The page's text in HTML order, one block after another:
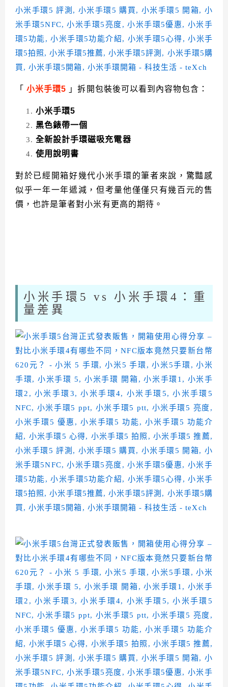
「小米手環5 」拆開包裝後可以看到 內容物包含：
小米手環5
黑色錶帶一個
全新設計手環磁吸充電器
使用說明書
對於已經開箱好幾代小米手環的筆者來說，驚豔感
似乎一年一年遞減，但考量他僅僅只有幾百元的售
價，也許是筆者對小米有更高的期待。
小米手環5 vs 小米手環4：重
量差異